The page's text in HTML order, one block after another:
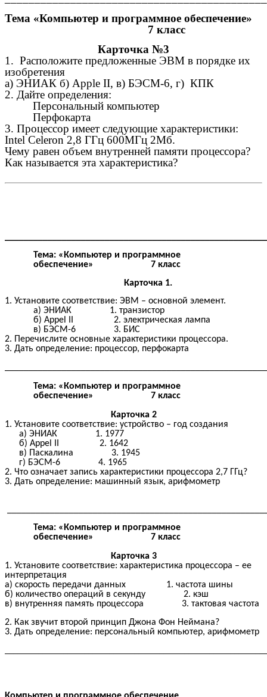
Тема «Компьютер и программное обеспечение»
7 класс
Карточка №3
1. Расположите предложенные ЭВМ в порядке их
изобретения
а) ЭНИАК б) Apple II, в) БЭСМ-6, г) КПК
2. Дайте определения:
Персональный компьютер
Перфокарта
3. Процессор имеет следующие характеристики:
Intel Celeron 2,8 ГГц 600МГц 2Мб.
Чему равен объем внутренней памяти процессора?
Как называется эта характеристика?
Тема: «Компьютер и программное
обеспечение» 7 класс
Карточка 1.
1. Установите соответствие: ЭВМ – основной элемент.
а) ЭНИАК 1. транзистор
б) Appel II 2. электрическая лампа
в) БЭСМ-6 3. БИС
2. Перечислите основные характеристики процессора.
3. Дать определение: процессор, перфокарта
Тема: «Компьютер и программное
обеспечение» 7 класс
Карточка 2
1. Установите соответствие: устройство – год создания
а) ЭНИАК 1. 1977
б) Appel II 2. 1642
в) Паскалина 3. 1945
г) БЭСМ-6 4. 1965
2. Что означает запись характеристики процессора 2,7 ГГц?
3. Дать определение: машинный язык, арифмометр
Тема: «Компьютер и программное
обеспечение» 7 класс
Карточка 3
1. Установите соответствие: характеристика процессора – ее
интерпретация
а) скорость передачи данных 1. частота шины
б) количество операций в секунду 2. кэш
в) внутренняя память процессора 3. тактовая частота
2. Как звучит второй принцип Джона Фон Неймана?
3. Дать определение: персональный компьютер, арифмометр